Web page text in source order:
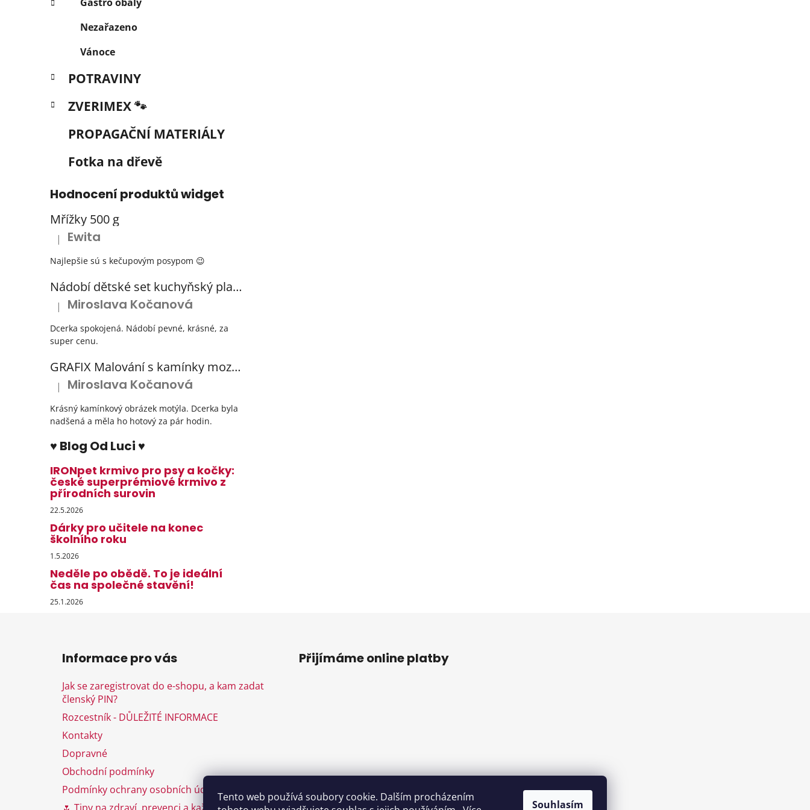
Tento web používá soubory cookie. Dalším procházením
Souhlasím
Gastro obaly
Nezařazeno
Vánoce
POTRAVINY
ZVERIMEX 🐾
PROPAGAČNÍ MATERIÁLY
Fotka na dřevě
Hodnocení produktů widget
Mřížky 500 g
Hodnocení produktu je 5 z 5 hvězdiček.
| Ewita
Najlepšie sú s kečupovým posypom 😉
Nádobí dětské set kuchyňský plastový s odkapávačem 3 barvy
Hodnocení produktu je 5 z 5 hvězdiček.
| Miroslava Kočanová
Dcerka spokojená. Nádobí pevné, krásné, za
super cenu.
GRAFIX Malování s kamínky mozaika diamantový obrázek 3 druhy
Hodnocení produktu je 5 z 5 hvězdiček.
| Miroslava Kočanová
Krásný kamínkový obrázek motýla. Dcerka byla
nadšená a měla ho hotový za pár hodin.
♥ Blog Od Luci ♥
IRONpet krmivo pro psy a kočky:
české superprémiové krmivo z
přírodních surovin
22.5.2026
Dárky pro učitele na konec
školního roku
1.5.2026
Neděle po obědě. To je ideální
čas na společné stavění!
25.1.2026
Informace pro vás
Jak se zaregistrovat do e-shopu, a kam zadat
členský PIN?
Rozcestník - DŮLEŽITÉ INFORMACE
Kontakty
Dopravné
Obchodní podmínky
Podmínky ochrany osobních údajů
Přijímáme online platby